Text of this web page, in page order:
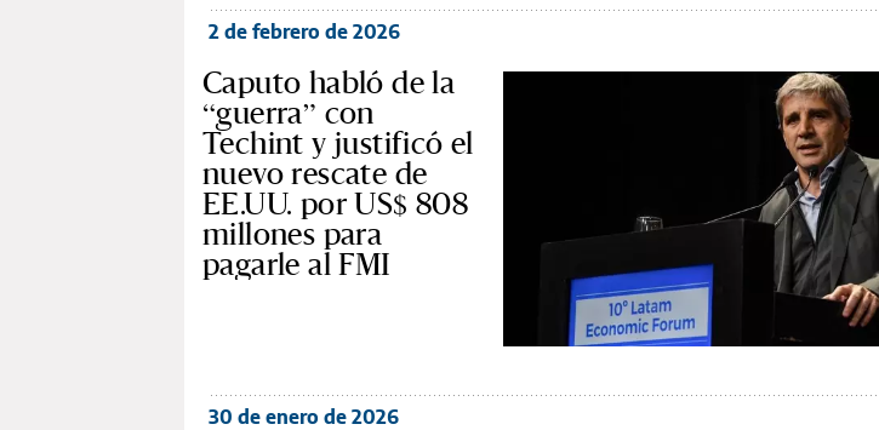
2 de febrero de 2026
Caputo habló de la
“guerra” con
Techint y justificó el
nuevo rescate de
EE.UU. por US$ 808
millones para
pagarle al FMI
30 de enero de 2026